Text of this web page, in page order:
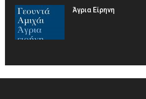
Άγρια Είρηνη